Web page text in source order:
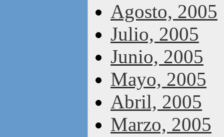
Agosto, 2005
Julio, 2005
Junio, 2005
Mayo, 2005
Abril, 2005
Marzo, 2005